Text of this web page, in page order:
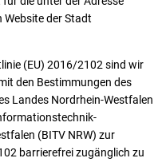
der Stadt
(EU) 2016/2102 sind wir
den Bestimmungen des
Landes Nordrhein-Westfalen
(BITV NRW) zur
barrierefrei zugänglich zu